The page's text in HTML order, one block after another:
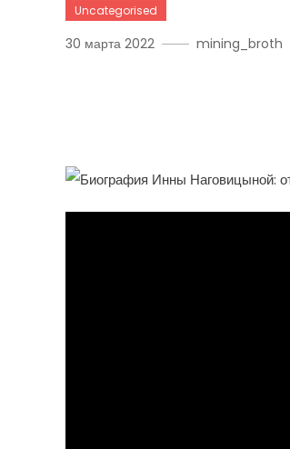
Uncategorised
30 марта 2022 mining_broth